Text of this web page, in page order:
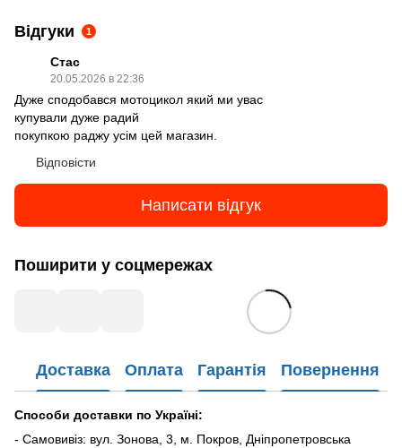
Відгуки 1
Стас
20.05.2026 в 22:36
Дуже сподобався мотоцикол який ми увас
купували дуже радий
покупкою раджу усім цей магазин.
Відповісти
Написати відгук
Поширити у соцмережах
Доставка Оплата Гарантія Повернення
Способи доставки по Україні:
- Самовивіз: вул. Зонова, 3, м. Покров, Дніпропетровська